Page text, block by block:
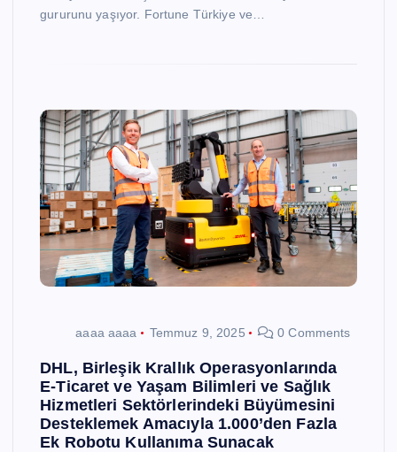
gururunu yaşıyor. Fortune Türkiye ve…
aaaa aaaa Temmuz 9, 2025 0 Comments
DHL, Birleşik Krallık Operasyonlarında
E-Ticaret ve Yaşam Bilimleri ve Sağlık
Hizmetleri Sektörlerindeki Büyümesini
Desteklemek Amacıyla 1.000’den Fazla
Ek Robotu Kullanıma Sunacak